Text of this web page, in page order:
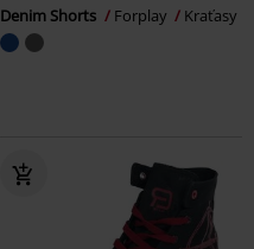
Denim Shorts Forplay Kraťasy